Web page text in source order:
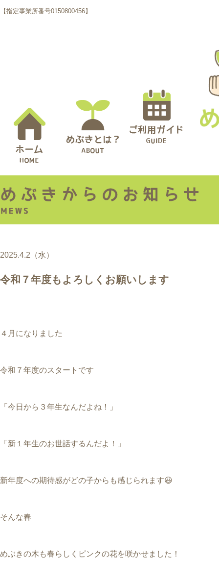
【指定事業所番号0150800456】
2025.4.2（水）
令和７年度もよろしくお願いします
４月になりました
令和７年度のスタートです
「今日から３年生なんだよね！」
「新１年生のお世話するんだよ！」
新年度への期待感がどの子からも感じられます😃
そんな春
めぶきの木も春らしくピンクの花を咲かせました！